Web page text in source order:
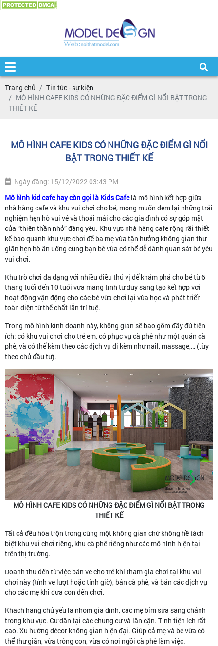
Trang chủ
Tin tức - sự kiện
MÔ HÌNH CAFE KIDS CÓ NHỮNG ĐẶC ĐIỂM GÌ NỔI BẬT TRONG
THIẾT KẾ
MÔ HÌNH CAFE KIDS CÓ NHỮNG ĐẶC ĐIỂM GÌ NỔI
BẬT TRONG THIẾT KẾ
Ngày đăng: 15/12/2022 03:43 PM
Mô hình kid cafe hay còn gọi là Kids Cafelà mô hình kết hợp giữa
nhà hàng cafe và khu vui chơi cho bé, mong muốn đem lại những trải
nghiệm hẹn hò vui vẻ và thoải mái cho các gia đình có sự góp mặt
của “thiên thần nhỏ” đáng yêu. Khu vực nhà hàng cafe rộng rãi thiết
kế bao quanh khu vực chơi để ba mẹ vừa tận hưởng không gian thư
giãn hẹn hò ăn uống cùng bạn bè vừa có thể dễ dành quan sát bé yêu
vui chơi.
Khu trò chơi đa dạng với nhiều điều thú vị để khám phá cho bé từ 6
tháng tuổi đến 10 tuổi vừa mang tính tư duy sáng tạo kết hợp với
hoạt động vận động cho các bé vừa chơi lại vừa học và phát triển
toàn diện từ thể chất lẫn trí tuệ.
Trong mô hình kinh doanh này, không gian sẽ bao gồm đầy đủ tiện
ích: có khu vui chơi cho trẻ em, có phục vụ cà phê như một quán cà
phê, và có thể kèm theo các dịch vụ đi kèm như nail, massage,… (tùy
theo chủ đầu tư).
MÔ HÌNH CAFE KIDS CÓ NHỮNG ĐẶC ĐIỂM GÌ NỔI BẬT TRONG
THIẾT KẾ
Tất cả đều hòa trộn trong cùng một không gian chứ không hề tách
biệt khu vui chơi riêng, khu cà phê riêng như các mô hình hiện tại
trên thị trường.
Doanh thu đến từ việc bán vé cho trẻ khi tham gia chơi tại khu vui
chơi này (tính vé lượt hoặc tính giờ), bán cà phê, và bán các dịch vụ
cho các mẹ khi đưa con đến chơi.
Khách hàng chủ yếu là nhóm gia đình, các mẹ bỉm sữa sang chảnh
trong khu vực. Cư dân tại các chung cư và lân cận. Tính tiện ích rất
cao. Xu hướng décor không gian hiện đại. Giúp cả mẹ và bé vừa có
thể thư giãn, vừa trông con, vừa có nơi ngồi cà phê làm việc.